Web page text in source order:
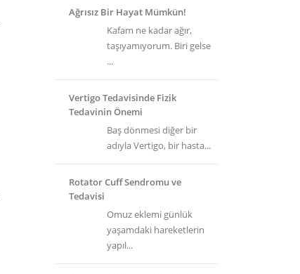
Ağrısız Bir Hayat Mümkün!
Kafam ne kadar ağır,
taşıyamıyorum. Biri gelse
...
Vertigo Tedavisinde Fizik
Tedavinin Önemi
Baş dönmesi diğer bir
adıyla Vertigo, bir hasta...
Rotator Cuff Sendromu ve
Tedavisi
Omuz eklemi günlük
yaşamdaki hareketlerin
yapıl...